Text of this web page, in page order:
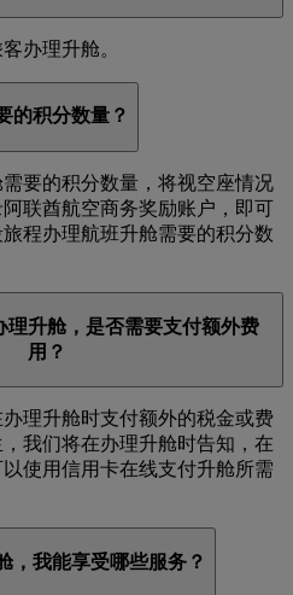
办理升舱。
的积分数量？
要的积分数量，将视空座情况
联酋航空商务奖励账户，即可
程办理航班升舱需要的积分数
理升舱，是否需要支付额外费
用？
理升舱时支付额外的税金或费
我们将在办理升舱时告知，在
使用信用卡在线支付升舱所需
，我能享受哪些服务？